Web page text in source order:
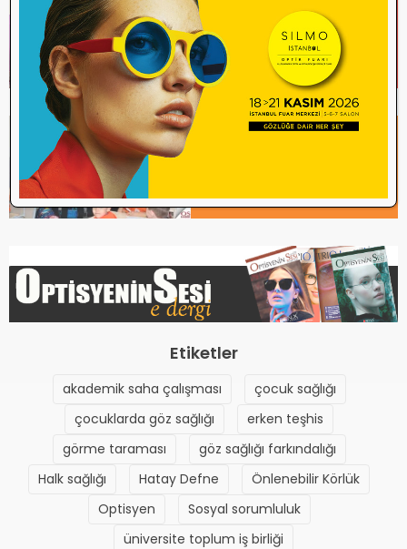
-- İLGİLİ HABER
Siirt’ te “Aydınlık Bir Yaşam”
İçin Göz Sağlığı Taraması
-- İLGİLİ GALERİ
başladı
Etiketler
akademik saha çalışması
çocuk sağlığı
çocuklarda göz sağlığı
erken teşhis
görme taraması
göz sağlığı farkındalığı
Halk sağlığı
Hatay Defne
Önlenebilir Körlük
Optisyen
Sosyal sorumluluk
üniversite toplum iş birliği